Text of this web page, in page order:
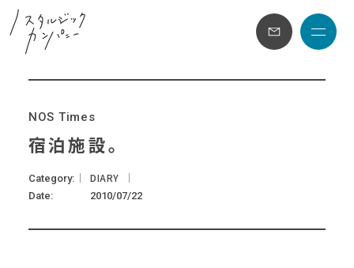
メニ
NOS Times
宿泊施設。
Category DIARY
Date 2010/07/22